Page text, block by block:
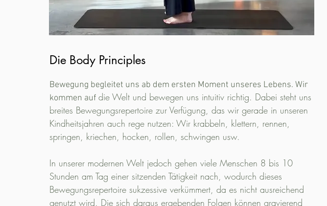
Die Body Principles
Bewegung begleitet uns ab dem ersten Moment unseres Lebens. Wir
kommen aufdie Welt und bewegen uns intuitiv richtig. Dabei steht uns
breites Bewegungsrepertoire zur Verfügung, das wir gerade in unseren
Kindheitsjahren auch rege nutzen: Wir krabbeln, klettern, rennen,
springen, kriechen, hocken, rollen, schwingen usw.
In unserer modernen Welt jedoch gehen viele Menschen 8 bis 10
Stunden am Tag einer sitzenden Tätigkeit nach, wodurch dieses
Bewegungsrepertoire sukzessive verkümmert, da es nicht ausreichend
genutzt wird. Die sich daraus ergebenden Folgen können gravierend